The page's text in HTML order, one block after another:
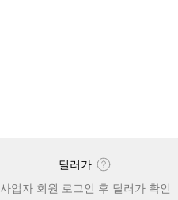
딜러가
사업자 회원 로그인 후 딜러가 확인